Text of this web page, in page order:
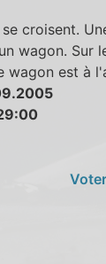
croisent.
wagon. Sur
wagon est à